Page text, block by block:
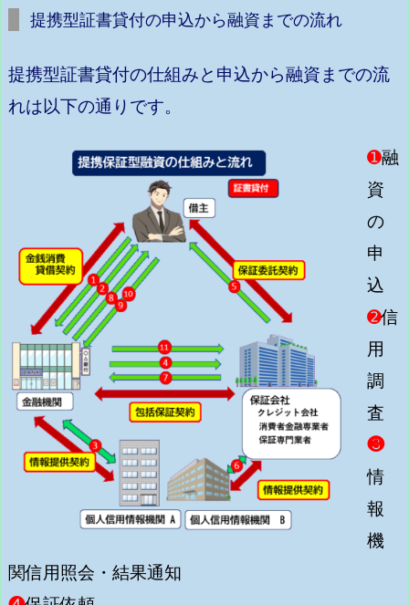
提携型証書貸付の申込から融資までの流れ
提携型証書貸付の仕組みと申込から融資までの流
れは以下の通りです。
➊融
資
の
申
込
➋信
用
調
査
❸
情
報
機
関信用照会・結果通知